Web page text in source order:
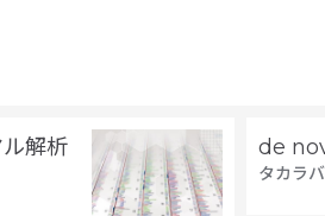
解析 de
タカラ